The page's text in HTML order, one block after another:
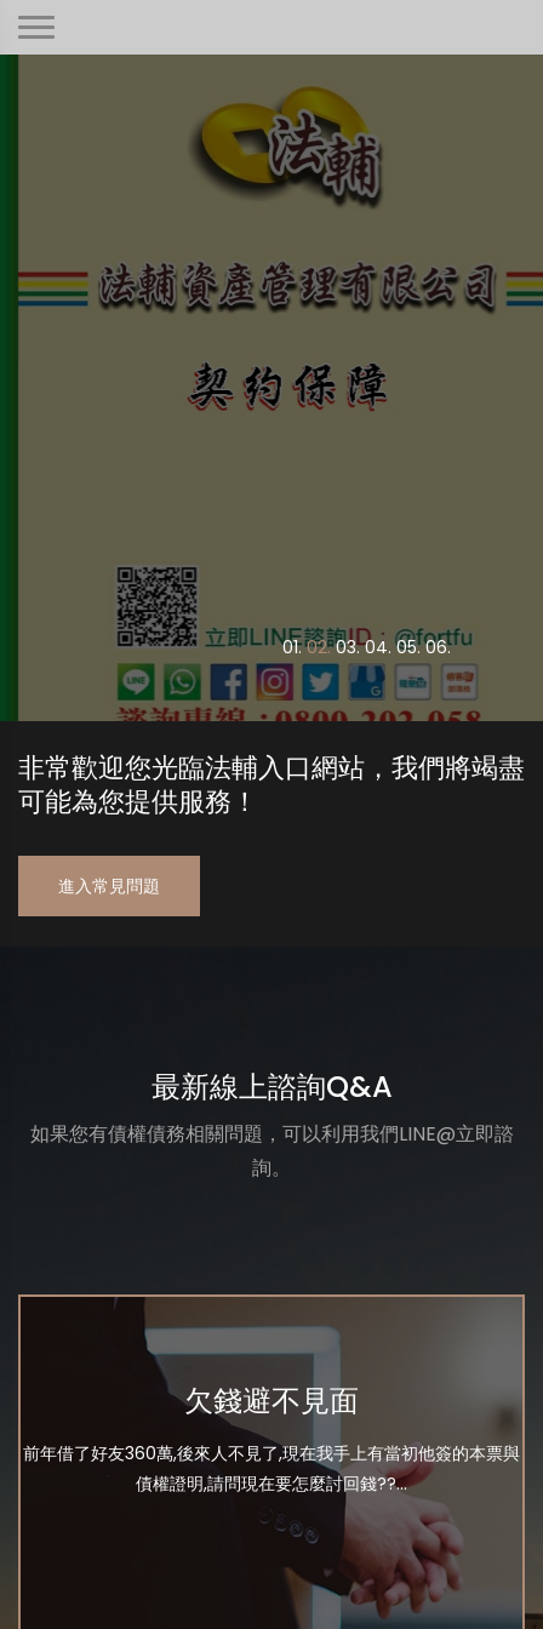
01. 02. 03. 04. 05. 06.
非常歡迎您光臨法輔入口網站，我們將竭盡
可能為您提供服務！
進入常見問題
最新線上諮詢Q&A
如果您有債權債務相關問題，可以利用我們LINE@立即諮
詢。
欠錢避不見面
前年借了好友360萬,後來人不見了,現在我手上有當初他簽的本票與
債權證明,請問現在要怎麼討回錢??...